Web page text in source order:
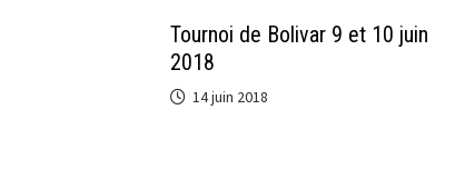
Tournoi de Bolivar 9 et 10 juin
2018
14 juin 2018